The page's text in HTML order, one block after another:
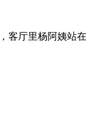
厅里杨阿姨站